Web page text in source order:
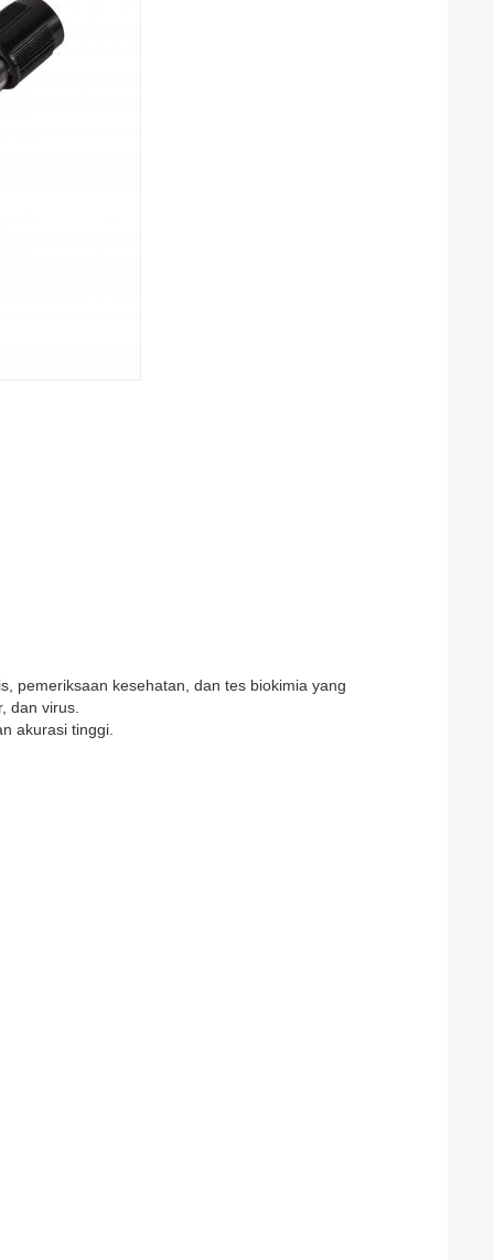
pemeriksaan kesehatan, dan tes biokimia yang
dan virus.
akurasi tinggi.